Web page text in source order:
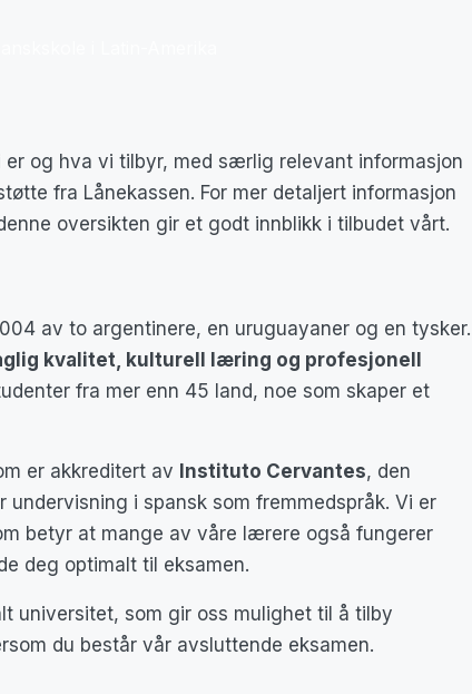
og hva vi tilbyr, med særlig relevant informasjon
fra Lånekassen. For mer detaljert informasjon
oversikten gir et godt innblikk i tilbudet vårt.
av to argentinere, en uruguayaner og en tysker.
kvalitet, kulturell læring og profesjonell
fra mer enn 45 land, noe som skaper et
er akkreditert av Instituto Cervantes, den
i spansk som fremmedspråk. Vi er
betyr at mange av våre lærere også fungerer
deg optimalt til eksamen.
universitet, som gir oss mulighet til å tilby
du består vår avsluttende eksamen.